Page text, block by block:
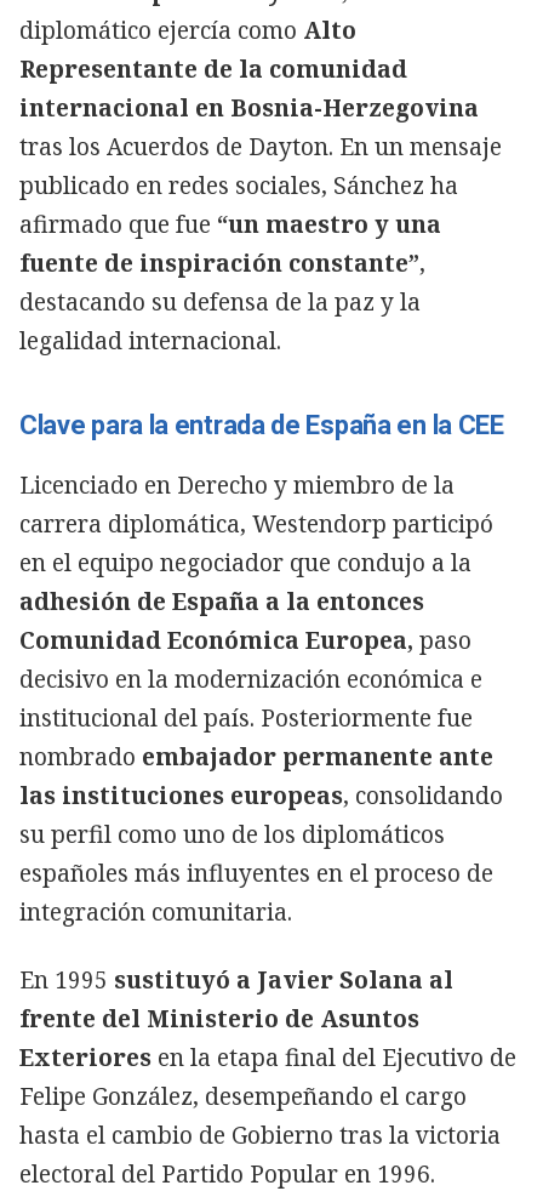
diplomático ejercía como Alto
Representante de la comunidad
internacional en Bosnia-Herzegovina
tras los Acuerdos de Dayton. En un mensaje
publicado en redes sociales, Sánchez ha
afirmado que fue “un maestro y una
fuente de inspiración constante”,
destacando su defensa de la paz y la
legalidad internacional.
Clave para la entrada de España en la CEE
Licenciado en Derecho y miembro de la
carrera diplomática, Westendorp participó
en el equipo negociador que condujo a la
adhesión de España a la entonces
Comunidad Económica Europea, paso
decisivo en la modernización económica e
institucional del país. Posteriormente fue
nombrado embajador permanente ante
las instituciones europeas, consolidando
su perfil como uno de los diplomáticos
españoles más influyentes en el proceso de
integración comunitaria.
En 1995 sustituyó a Javier Solana al
frente del Ministerio de Asuntos
Exteriores en la etapa final del Ejecutivo de
Felipe González, desempeñando el cargo
hasta el cambio de Gobierno tras la victoria
electoral del Partido Popular en 1996.